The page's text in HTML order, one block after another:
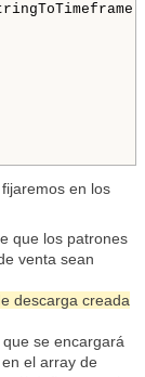
en los
que los patrones
venta sean
descarga creada
que se encargará
el array de